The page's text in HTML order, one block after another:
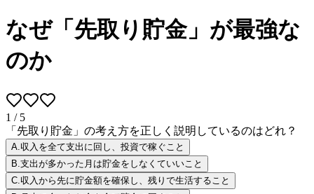
なぜ「先取り貯金」が最強な
のか
1 / 5
「先取り貯金」の考え方を正しく説明しているのはどれ？
A 収入を全て支出に回し、投資で稼ぐこと
B 支出が多かった月は貯金をしなくていいこと
C 収入から先に貯金額を確保し、残りで生活すること